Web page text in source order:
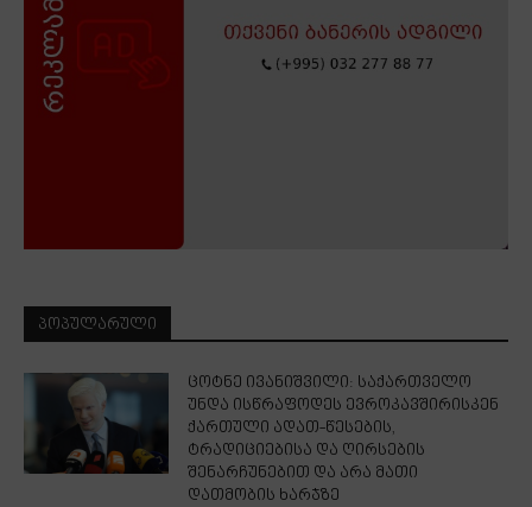
ᲞᲝᲞᲣᲚᲐᲠᲣᲚᲘ
ცოტნე ივანიშვილი: საქართველო
უნდა ისწრაფოდეს ევროკავშირისკენ
ქართული ადათ-წესების,
ტრადიციებისა და ღირსების
შენარჩუნებით და არა მათი
დათმობის ხარჯზე